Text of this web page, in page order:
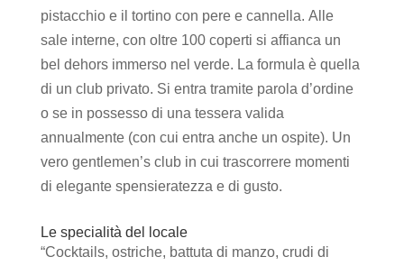
pistacchio e il tortino con pere e cannella. Alle
sale interne, con oltre 100 coperti si affianca un
bel dehors immerso nel verde. La formula è quella
di un club privato. Si entra tramite parola d’ordine
o se in possesso di una tessera valida
annualmente (con cui entra anche un ospite). Un
vero gentlemen’s club in cui trascorrere momenti
di elegante spensieratezza e di gusto.
Le specialità del locale
“Cocktails, ostriche, battuta di manzo, crudi di